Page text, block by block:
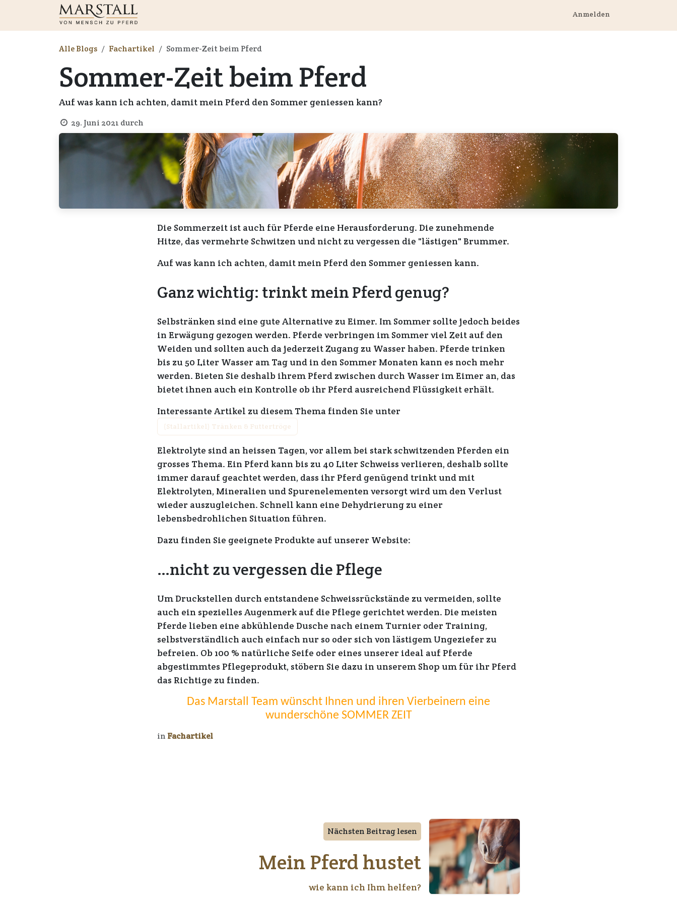
Zum Inhalt springen
Anmelden
Alle Blogs Fachartikel Sommer-Zeit beim Pferd
Sommer-Zeit beim Pferd
Auf was kann ich achten, damit mein Pferd den Sommer geniessen kann?
29. Juni 2021 durch
Die Sommerzeit ist auch für Pferde eine Herausforderung. Die zunehmende
Hitze, das vermehrte Schwitzen und nicht zu vergessen die "lästigen" Brummer.
Auf was kann ich achten, damit mein Pferd den Sommer geniessen kann.
Ganz wichtig: trinkt mein Pferd genug?
Selbstränken sind eine gute Alternative zu Eimer. Im Sommer sollte jedoch beides
in Erwägung gezogen werden. Pferde verbringen im Sommer viel Zeit auf den
Weiden und sollten auch da jederzeit Zugang zu Wasser haben. Pferde trinken
bis zu 50 Liter Wasser am Tag und in den Sommer Monaten kann es noch mehr
werden. Bieten Sie deshalb ihrem Pferd zwischen durch Wasser im Eimer an, das
bietet ihnen auch ein Kontrolle ob ihr Pferd ausreichend Flüssigkeit erhält.
Interessante Artikel zu diesem Thema finden Sie unter
(Stallartikel) Tränken & Futtertröge
Elektrolyte sind an heissen Tagen, vor allem bei stark schwitzenden Pferden ein
grosses Thema. Ein Pferd kann bis zu 40 Liter Schweiss verlieren, deshalb sollte
immer darauf geachtet werden, dass ihr Pferd genügend trinkt und mit
Elektrolyten, Mineralien und Spurenelementen versorgt wird um den Verlust
wieder auszugleichen. Schnell kann eine Dehydrierung zu einer
lebensbedrohlichen Situation führen.
Dazu finden Sie geeignete Produkte auf unserer Website:
…nicht zu vergessen die Pflege
Um Druckstellen durch entstandene Schweissrückstände zu vermeiden, sollte
auch ein spezielles Augenmerk auf die Pflege gerichtet werden. Die meisten
Pferde lieben eine abkühlende Dusche nach einem Turnier oder Training,
selbstverständlich auch einfach nur so oder sich von lästigem Ungeziefer zu
befreien. Ob 100 % natürliche Seife oder eines unserer ideal auf Pferde
abgestimmtes Pflegeprodukt, stöbern Sie dazu in unserem Shop um für ihr Pferd
das Richtige zu finden.
Das Marstall Team wünscht Ihnen und ihren Vierbeinern eine
wunderschöne SOMMER ZEIT
in Fachartikel
Nächsten Beitrag lesen
Mein Pferd hustet
wie kann ich Ihm helfen?